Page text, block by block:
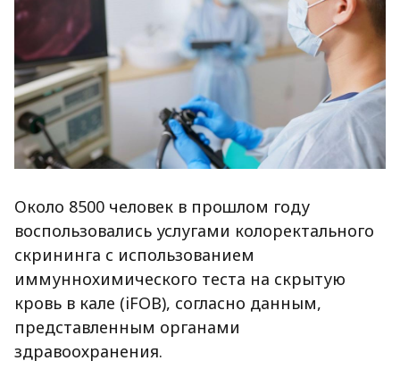
Около 8500 человек в прошлом году
воспользовались услугами колоректального
скрининга с использованием
иммуннохимического теста на скрытую
кровь в кале (iFOB), согласно данным,
представленным органами
здравоохранения.